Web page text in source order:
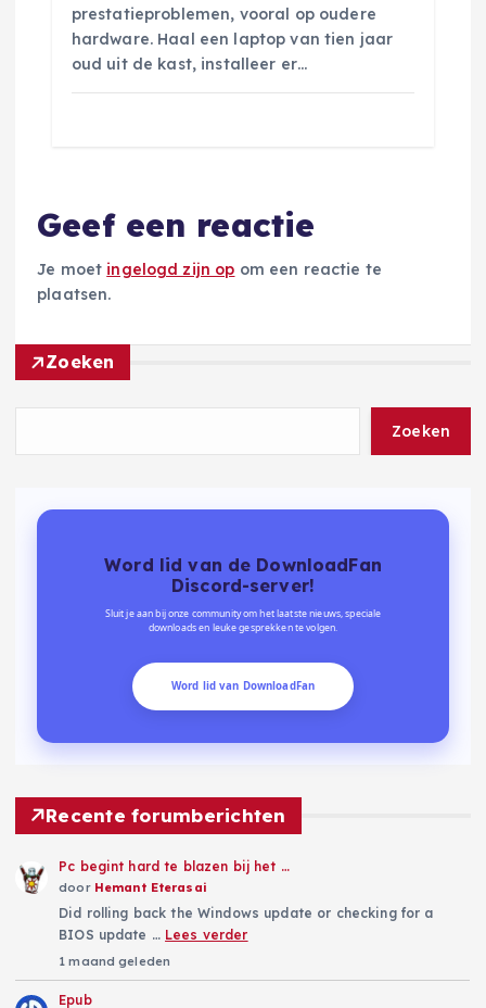
prestatieproblemen, vooral op oudere
hardware. Haal een laptop van tien jaar
oud uit de kast, installeer er…
Geef een reactie
Je moet ingelogd zijn op om een reactie te
plaatsen.
Zoeken
Zoeken
Word lid van de DownloadFan
Discord-server!
Sluit je aan bij onze community om het laatste nieuws, speciale
downloads en leuke gesprekken te volgen.
Word lid van DownloadFan
Recente forumberichten
Pc begint hard te blazen bij het …
door Hemant Eterasai
Did rolling back the Windows update or checking for a
BIOS update … Lees verder
1 maand geleden
Epub